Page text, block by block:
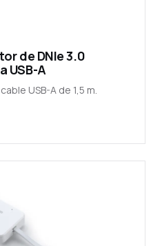
de DNIe 3.0
USB-A
USB-A de 1,5 m.